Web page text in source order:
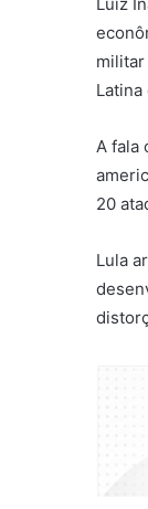
A fala
20
Lula